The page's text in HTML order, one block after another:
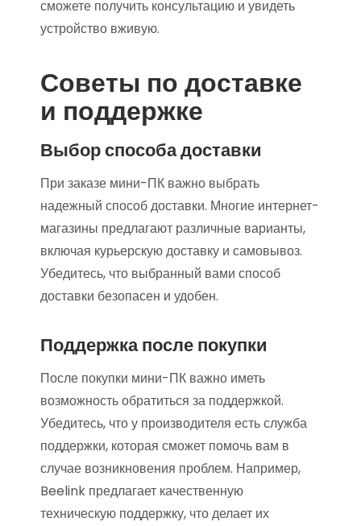
сможете получить консультацию и увидеть
устройство вживую.
Советы по доставке
и поддержке
Выбор способа доставки
При заказе мини-ПК важно выбрать
надежный способ доставки. Многие интернет-
магазины предлагают различные варианты,
включая курьерскую доставку и самовывоз.
Убедитесь, что выбранный вами способ
доставки безопасен и удобен.
Поддержка после покупки
После покупки мини-ПК важно иметь
возможность обратиться за поддержкой.
Убедитесь, что у производителя есть служба
поддержки, которая сможет помочь вам в
случае возникновения проблем. Например,
Beelink предлагает качественную
техническую поддержку, что делает их